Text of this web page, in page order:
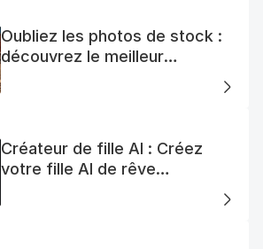
Oubliez les photos de stock :
découvrez le meilleur
Créateur de fille AI : Créez
votre fille AI de rêve